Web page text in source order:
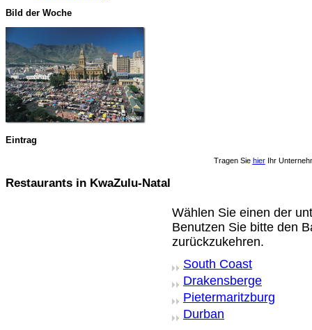
Bild der Woche
Eintrag
Tragen Sie hierIhr
Restaurants in KwaZulu-Natal
Wählen Sie einen der
Benutzen Sie bitte den
zurückzukehren.
South Coast
Drakensberge
Pietermaritzburg
Durban